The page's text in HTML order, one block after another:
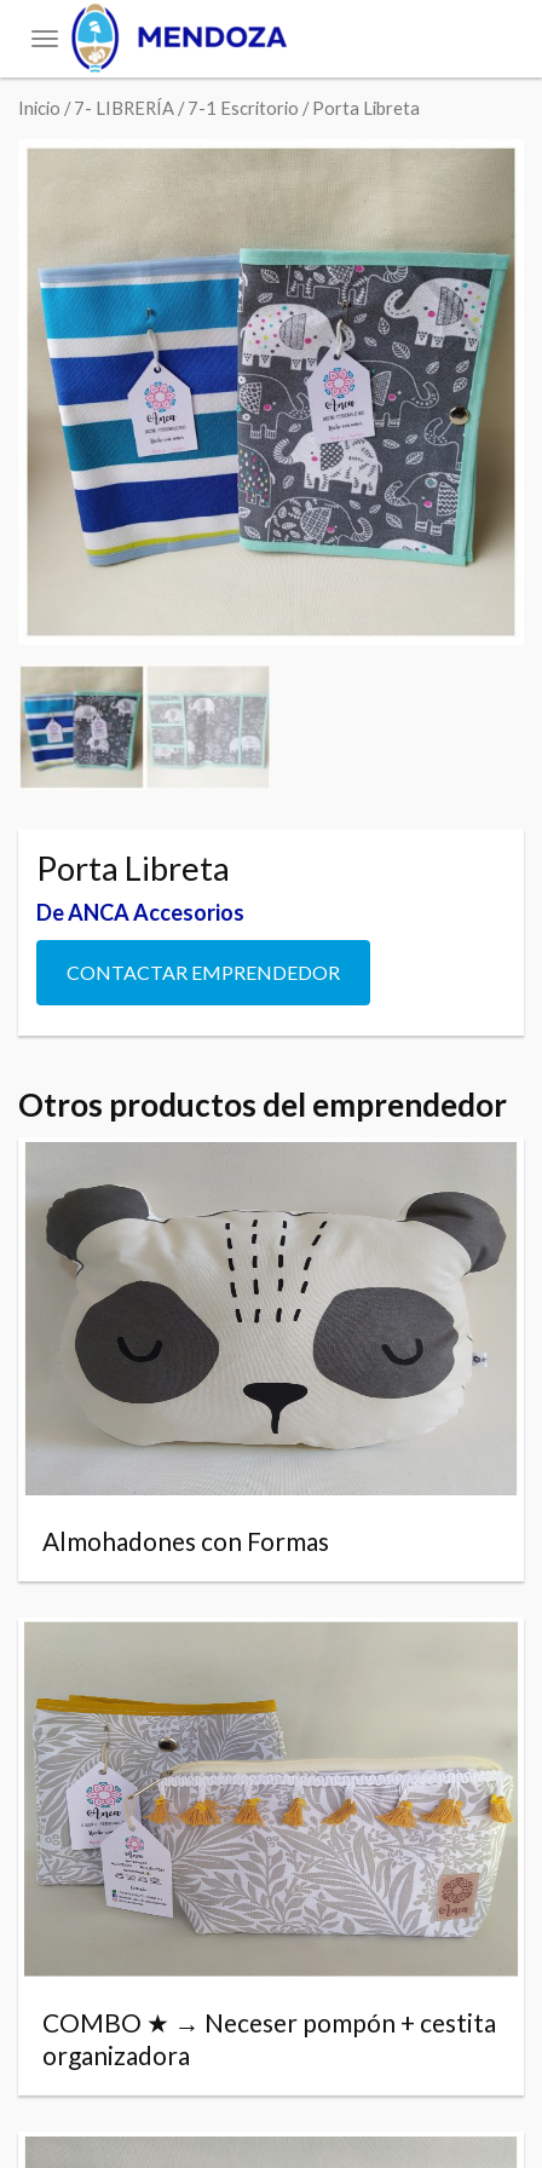
Toggle
navigation
Inicio /7- LIBRERÍA /7-1 Escritorio / Porta Libreta
Porta Libreta
De ANCA Accesorios
CONTACTAR EMPRENDEDOR
Otros productos del emprendedor
Almohadones con Formas
COMBO ★ → Neceser pompón + cestita
organizadora